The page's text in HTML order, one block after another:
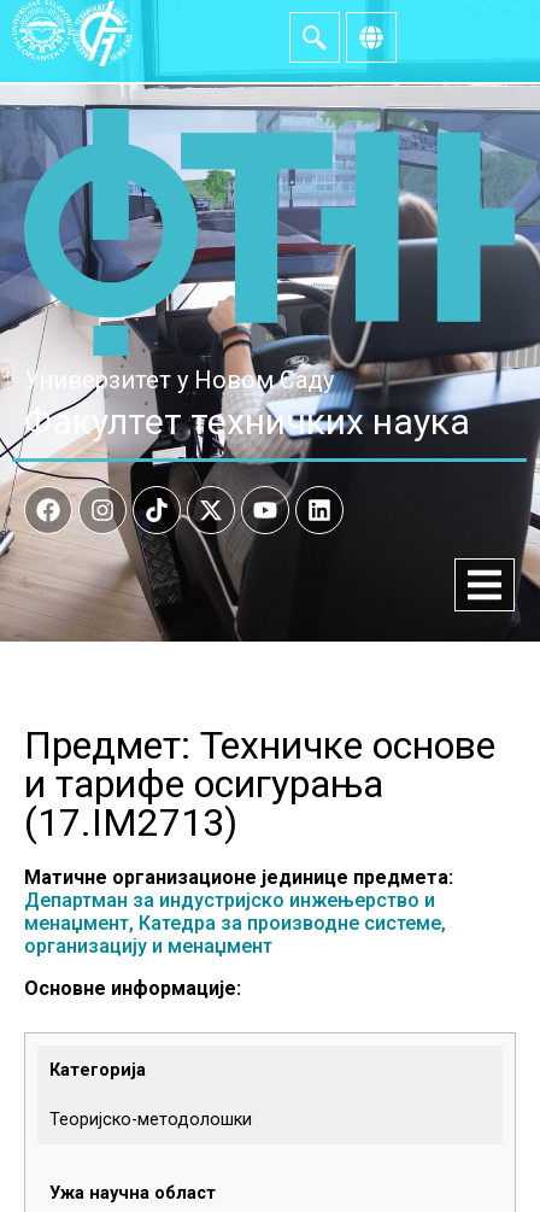
Универзитет у Новом Саду
Факултет техничких наука
Предмет: Техничке основе
и тарифе осигурања
(17.IM2713)
Матичне организационе јединице предмета:
Департман за индустријско инжењерство и
менаџмент, Катедра за производне системе,
организацију и менаџмент
Основне информације:
Категорија
Теоријско-методолошки
Ужа научна област